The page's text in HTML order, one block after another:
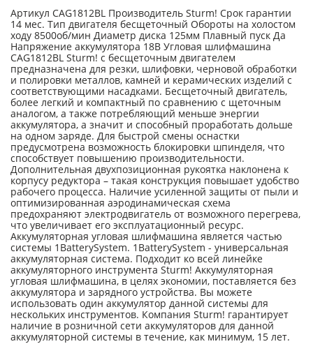
Артикул CAG1812BL Производитель Sturm! Срок гарантии
14 мес. Тип двигателя бесщеточный Обороты на холостом
ходу 8500об/мин Диаметр диска 125мм Плавный пуск Да
Напряжение аккумулятора 18В Угловая шлифмашина
CAG1812BL Sturm! с бесщеточным двигателем
предназначена для резки, шлифовки, черновой обработки
и полировки металлов, камней и керамических изделий с
соответствующими насадками. Бесщеточный двигатель,
более легкий и компактный по сравнению с щеточным
аналогом, а также потребляющий меньше энергии
аккумулятора, а значит и способный проработать дольше
на одном заряде. Для быстрой смены оснастки
предусмотрена возможность блокировки шпинделя, что
способствует повышению производительности.
Дополнительная двухпозиционная рукоятка наклонена к
корпусу редуктора – такая конструкция повышает удобство
рабочего процесса. Наличие усиленной защиты от пыли и
оптимизированная аэродинамическая схема
предохраняют электродвигатель от возможного перегрева,
что увеличивает его эксплуатационный ресурс.
Аккумуляторная угловая шлифмашина является частью
системы 1BatterySystem. 1BatterySystem - универсальная
аккумуляторная система. Подходит ко всей линейке
аккумуляторного инструмента Sturm! Аккумуляторная
угловая шлифмашина, в целях экономии, поставляется без
аккумулятора и зарядного устройства. Вы можете
использовать один аккумулятор данной системы для
нескольких инструментов. Компания Sturm! гарантирует
наличие в розничной сети аккумуляторов для данной
аккумуляторной системы в течение, как минимум, 15 лет.